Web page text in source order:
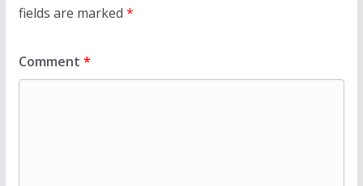
fields are marked *
Comment *